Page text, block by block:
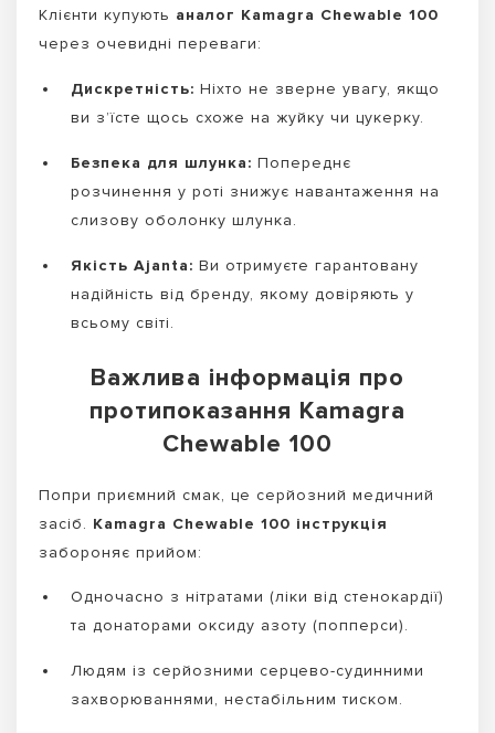
Клієнти купують аналог Kamagra Chewable 100
через очевидні переваги:
Дискретність: Ніхто не зверне увагу, якщо
ви з’їсте щось схоже на жуйку чи цукерку.
Безпека для шлунка: Попереднє
розчинення у роті знижує навантаження на
слизову оболонку шлунка.
Якість Ajanta: Ви отримуєте гарантовану
надійність від бренду, якому довіряють у
всьому світі.
Важлива інформація про
протипоказання Kamagra
Chewable 100
Попри приємний смак, це серйозний медичний
засіб. Kamagra Chewable 100 інструкція
забороняє прийом:
Одночасно з нітратами (ліки від стенокардії)
та донаторами оксиду азоту (попперси).
Людям із серйозними серцево-судинними
захворюваннями, нестабільним тиском.